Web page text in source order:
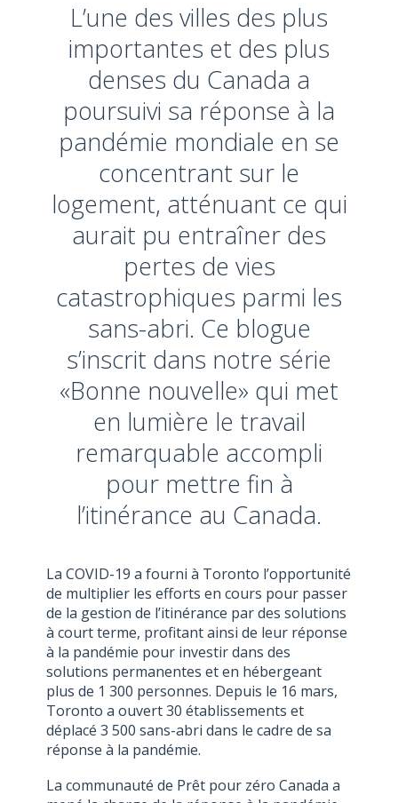
L’une des villes des plus
importantes et des plus
denses du Canada a
poursuivi sa réponse à la
pandémie mondiale en se
concentrant sur le
logement, atténuant ce qui
aurait pu entraîner des
pertes de vies
catastrophiques parmi les
sans-abri. Ce blogue
s’inscrit dans notre série
«Bonne nouvelle» qui met
en lumière le travail
remarquable accompli
pour mettre fin à
l’itinérance au Canada.
La COVID-19 a fourni à Toronto l’opportunité
de multiplier les efforts en cours pour passer
de la gestion de l’itinérance par des solutions
à court terme, profitant ainsi de leur réponse
à la pandémie pour investir dans des
solutions permanentes et en hébergeant
plus de 1 300 personnes. Depuis le 16 mars,
Toronto a ouvert 30 établissements et
déplacé 3 500 sans-abri dans le cadre de sa
réponse à la pandémie.
La communauté de Prêt pour zéro Canada a